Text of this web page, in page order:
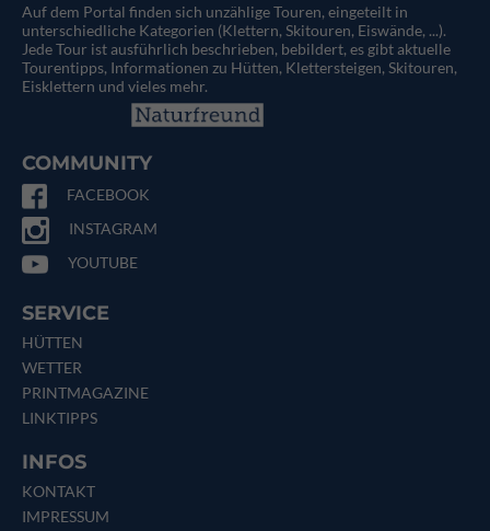
Auf dem Portal finden sich unzählige Touren, eingeteilt in
unterschiedliche Kategorien (Klettern, Skitouren, Eiswände, ...).
Jede Tour ist ausführlich beschrieben, bebildert, es gibt aktuelle
Tourentipps, Informationen zu Hütten, Klettersteigen, Skitouren,
Eisklettern und vieles mehr.
COMMUNITY
FACEBOOK
INSTAGRAM
YOUTUBE
SERVICE
HÜTTEN
WETTER
PRINTMAGAZINE
LINKTIPPS
INFOS
KONTAKT
IMPRESSUM